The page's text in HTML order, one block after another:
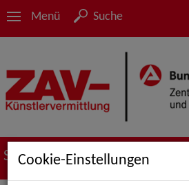
Menü Suche
Suche nach Künstler*innen
Cookie-Einstellungen